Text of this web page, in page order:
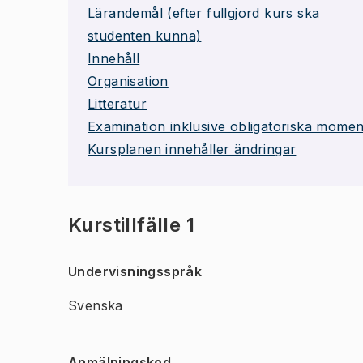
Lärandemål (efter fullgjord kurs ska
studenten kunna)
Innehåll
Organisation
Litteratur
Examination inklusive obligatoriska
Kursplanen innehåller ändringar
Kurstillfälle 1
Undervisningsspråk
Svenska